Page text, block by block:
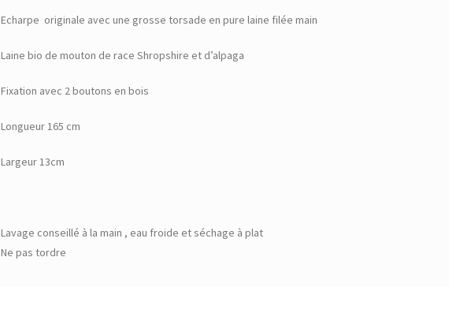
Echarpe originale avec une grosse torsade en pure laine filée main
Laine bio de mouton de race Shropshire et d’alpaga
Fixation avec 2 boutons en bois
Longueur 165 cm
Largeur 13cm
Lavage conseillé à la main , eau froide et séchage à plat
Ne pas tordre